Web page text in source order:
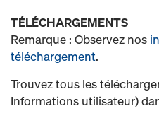
TÉLÉCHARGEMENTS
Remarque : Observez nos
téléchargement.
Trouvez tous les
Informations utilisateur)